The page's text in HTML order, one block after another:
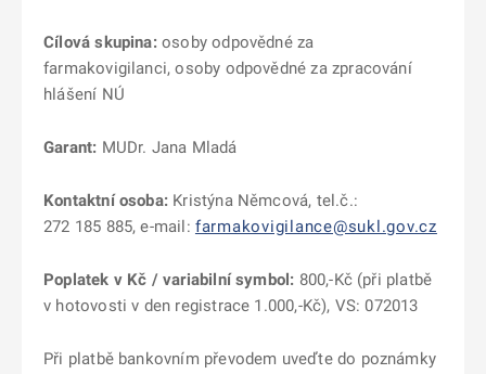
Cílová skupina:osoby odpovědné za
farmakovigilanci, osoby odpovědné za zpracování
hlášení NÚ
Garant: MUDr. Jana Mladá
Kontaktní osoba: Kristýna Němcová, tel.č.:
272 185 885, e-mail: farmakovigilance@sukl.gov.cz
Poplatek v Kč / variabilní symbol: 800,-Kč (při platbě
v hotovosti v den registrace 1.000,-Kč), VS: 072013
Při platbě bankovním převodem uveďte do poznámky